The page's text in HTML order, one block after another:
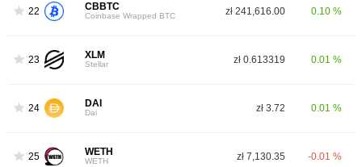
22 CBBTC
Coinbase Wrapped BTC zł 241,616.00 0.10 %
23 XLM
Stellar zł 0.613319 0.01 %
24 DAI
Dai zł 3.72 0.01 %
25 WETH
WETH zł 7,130.35 -0.01 %